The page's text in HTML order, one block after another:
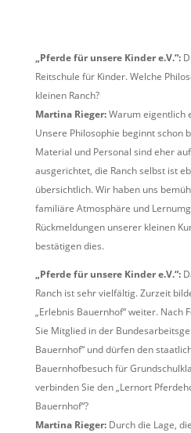
„Pferde für unsere Kinder e.V.“:
Reitschule für Kinder. Welche
kleinen Ranch?
Martina Rieger:Warum eigentlich
Unsere Philosophie beginnt schon
Material und Personal sind eher
ausgerichtet, die Ranch selbst ist
übersichtlich. Wir haben uns
familiäre Atmosphäre und
Rückmeldungen unserer kleinen
bestätigen dies.
„Pferde für unsere Kinder e.V.“:
Ranch ist sehr vielfältig. Zurzeit
„Erlebnis Bauernhof“ weiter. Nach
Sie Mitglied in der
Bauernhof“ und dürfen den
Bauernhofbesuch für
verbinden Sie den „Lernort
Bauernhof“?
Martina Rieger: Durch die Lage,